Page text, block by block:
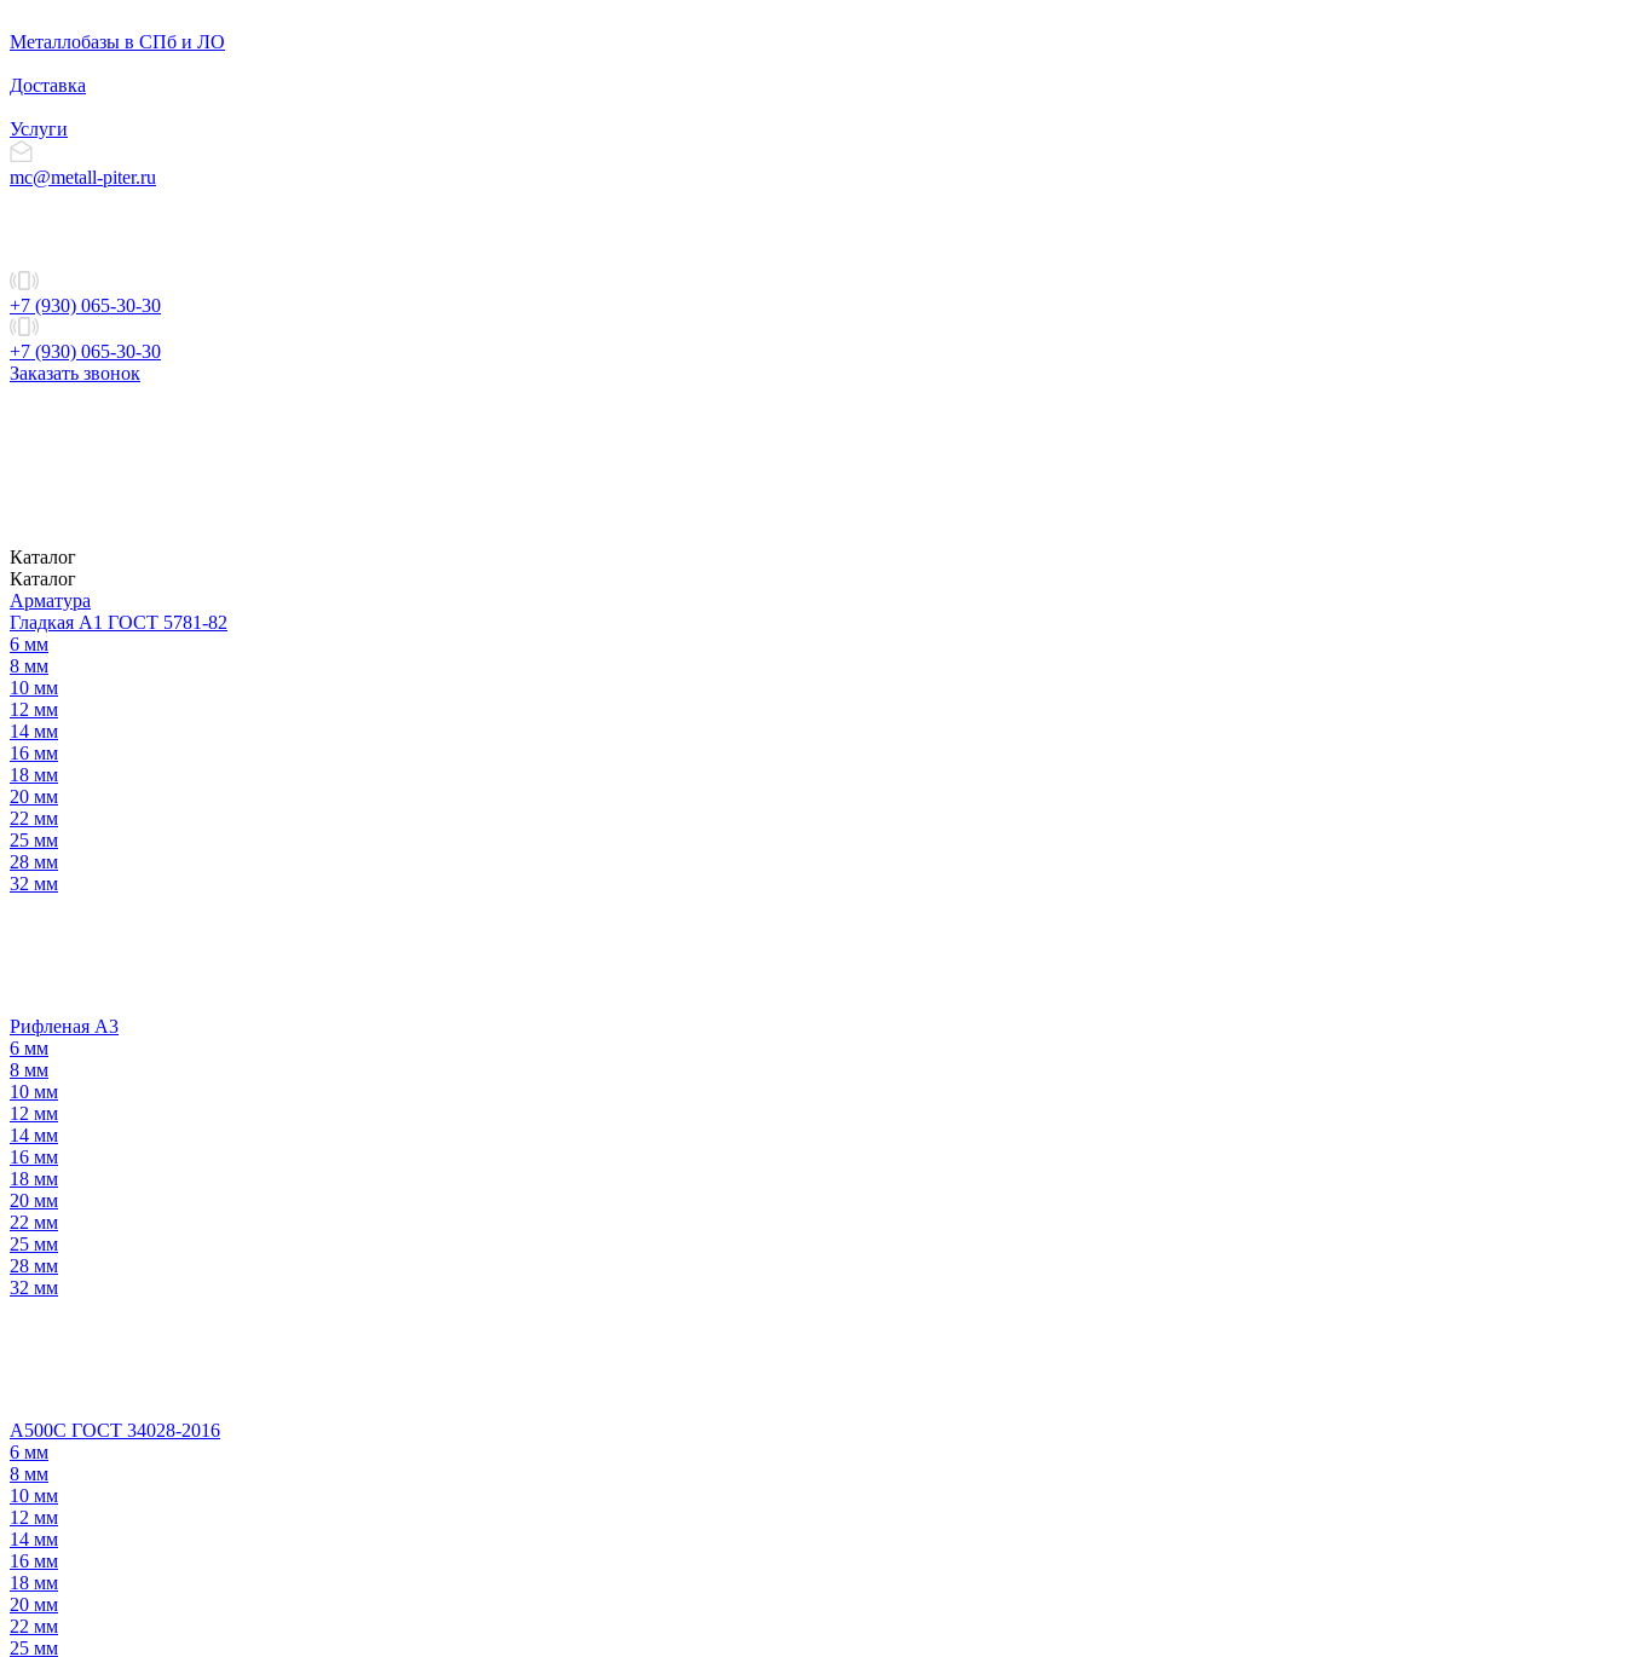
Металлобазы в СПб и ЛО
Доставка
Услуги
mc@metall-piter.ru
+7 (930) 065-30-30
+7 (930) 065-30-30
Заказать звонок
Каталог
Каталог
Арматура
Гладкая А1 ГОСТ 5781-82
6 мм
8 мм
10 мм
12 мм
14 мм
16 мм
18 мм
20 мм
22 мм
25 мм
28 мм
32 мм
Рифленая А3
6 мм
8 мм
10 мм
12 мм
14 мм
16 мм
18 мм
20 мм
22 мм
25 мм
28 мм
32 мм
А500С ГОСТ 34028-2016
6 мм
8 мм
10 мм
12 мм
14 мм
16 мм
18 мм
20 мм
22 мм
25 мм